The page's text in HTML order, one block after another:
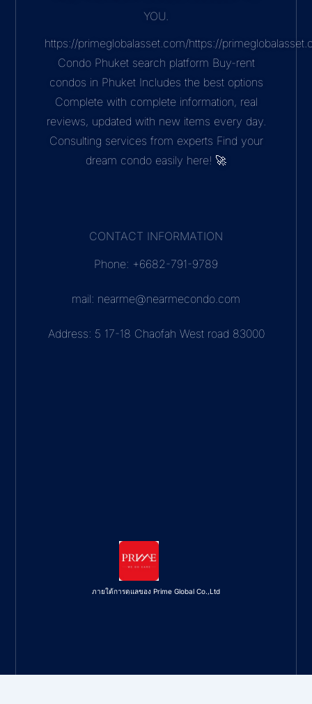
YOU.
https://primeglobalasset.com/https://
Condo Phuket search platform Buy-rent
condos in Phuket Includes the best options
Complete with complete information, real
reviews, updated with new items every day.
Consulting services from experts Find your
dream condo easily here! 🚀
CONTACT INFORMATION
Phone: +6682-791-9789
mail: nearme@nearmecondo.com
Address: 5 17-18 Chaofah West road 83000
ภายใต้การดูแลของ Prime Global Co.,Ltd